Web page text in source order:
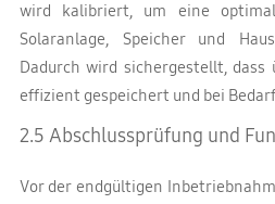
wird kalibriert, um eine
Solaranlage, Speicher und
Dadurch wird sichergestellt, dass
effizient gespeichert und bei
2.5 Abschlussprüfung und
Vor der endgültigen